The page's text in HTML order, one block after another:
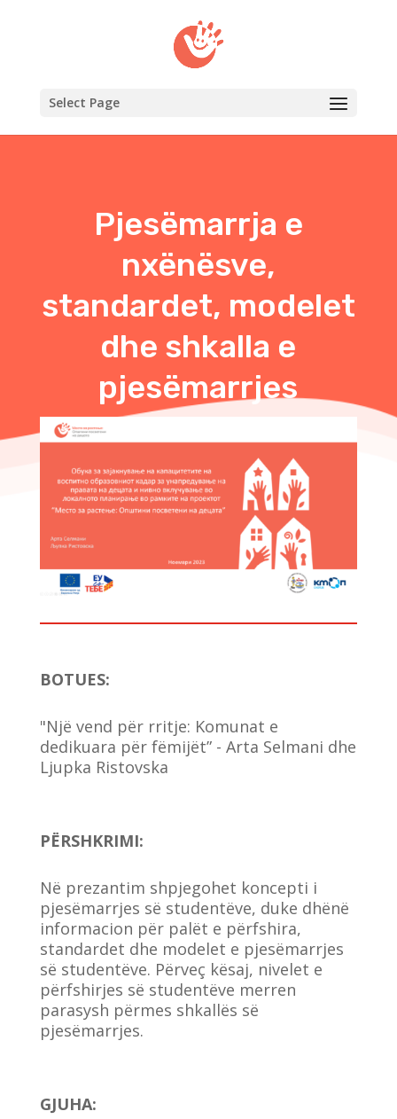
Select Page
Pjesëmarrja e
nxënësve,
standardet, modelet
dhe shkalla e
pjesëmarrjes
BOTUES:
"Një vend për rritje: Komunat e
dedikuara për fëmijët” - Arta Selmani dhe
Ljupka Ristovska
PËRSHKRIMI:
Në prezantim shpjegohet koncepti i
pjesëmarrjes së studentëve, duke dhënë
informacion për palët e përfshira,
standardet dhe modelet e pjesëmarrjes
së studentëve. Përveç kësaj, nivelet e
përfshirjes së studentëve merren
parasysh përmes shkallës së
pjesëmarrjes.
GJUHA: